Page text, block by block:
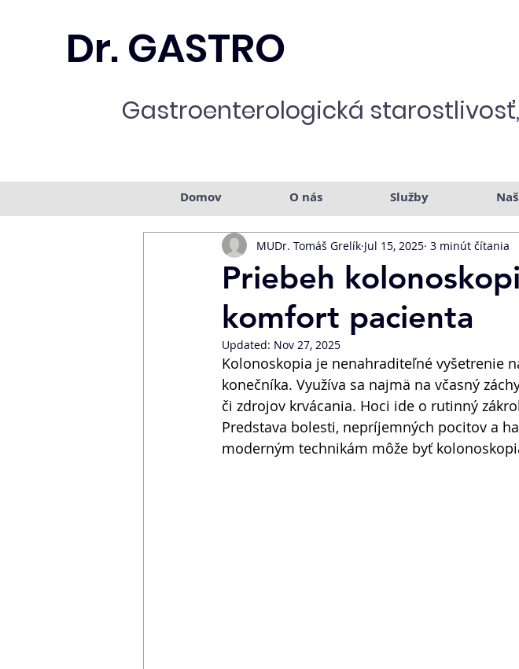
Dr. GASTRO
Gastroenterologická starostlivosť,
Domov O nás Služby
Priebeh
komfort pacienta
MUDr. Tomáš Grelík Jul 15, 2025 3 minút čítania
Updated: Nov 27, 2025
Kolonoskopia je nenahraditeľné vyšetrenie
konečníka. Využíva sa najmä na včasný
či zdrojov krvácania. Hoci ide o rutinný
Predstava bolesti, nepríjemných pocitov a
moderným technikám môže byť